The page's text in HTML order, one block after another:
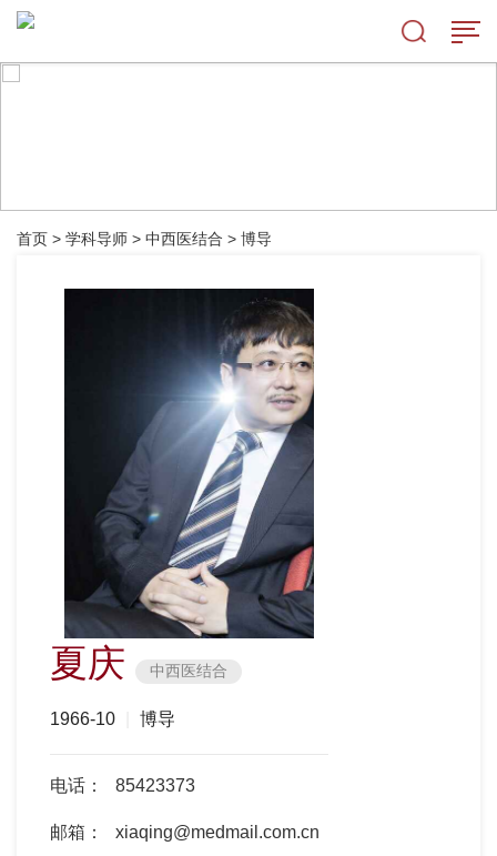
首页 > 学科导师 > 中西医结合 > 博导
夏庆 中西医结合
1966-10 博导
电话： 85423373
邮箱： xiaqing@medmail.com.cn